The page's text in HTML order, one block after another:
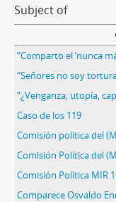
Subject of
“Comparto el ‘nunca
Caso de los 119
Comisión política del
Comisión Política del
Comisión Política MIR